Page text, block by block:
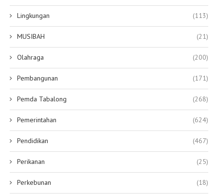
Lingkungan (113)
MUSIBAH (21)
Olahraga (200)
Pembangunan (171)
Pemda Tabalong (268)
Pemerintahan (624)
Pendidikan (467)
Perikanan (25)
Perkebunan (18)